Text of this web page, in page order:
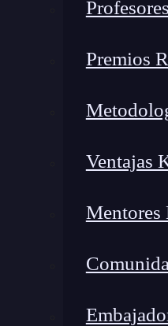
Premios
Ventajas
Mentores
Importancia de las
¿Qué es